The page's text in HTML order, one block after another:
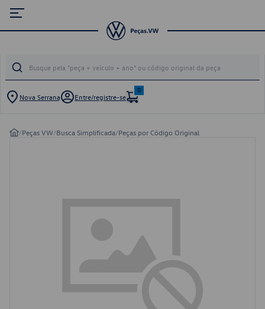
Nova Serrana Entre/registre-se
0
/Peças VW/Busca Simplificada/Peças por Código Original